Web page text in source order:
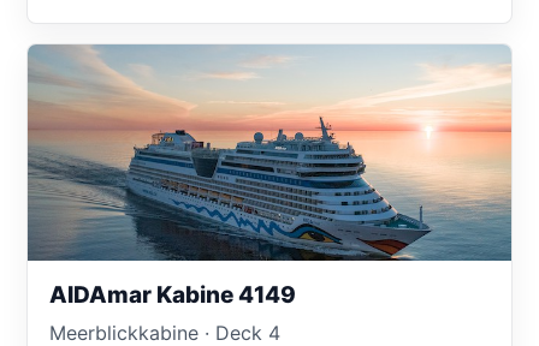
AIDAmar Kabine 4149
Meerblickkabine · Deck 4